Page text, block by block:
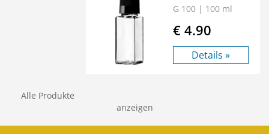
G 100 | 100 ml
€ 4.90
Details »
Alle Produkte
anzeigen